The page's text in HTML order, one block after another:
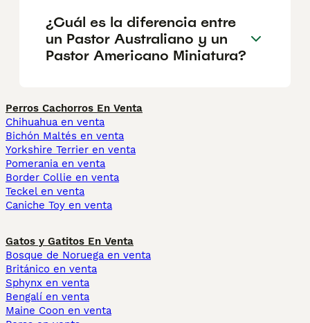
¿Cuál es la diferencia entre
un Pastor Australiano y un
Pastor Americano Miniatura?
Perros Cachorros En Venta
Chihuahua en venta
Bichón Maltés en venta
Yorkshire Terrier en venta
Pomerania en venta
Border Collie en venta
Teckel en venta
Caniche Toy en venta
Gatos y Gatitos En Venta
Bosque de Noruega en venta
Británico en venta
Sphynx en venta
Bengalí en venta
Maine Coon en venta